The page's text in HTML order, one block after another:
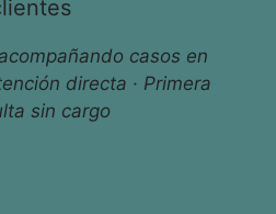
casos en
directa · Primera
sin cargo